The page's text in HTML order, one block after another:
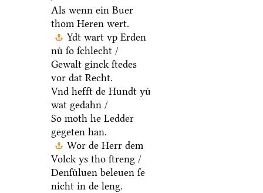
Als wenn ein Buer
thom Heren wert.
Ydt wart vp Erden
nuͤ ſo ſchlecht /
Gewalt ginck ſtedes
vor dat Recht.
Vnd hefft de Hundt yuͤ
wat gedahn /
So moth he Ledder
gegeten han.
Wor de Herr dem
Volck ys tho ſtreng /
Denſuͤluen beleuen ſe
nicht in de leng.